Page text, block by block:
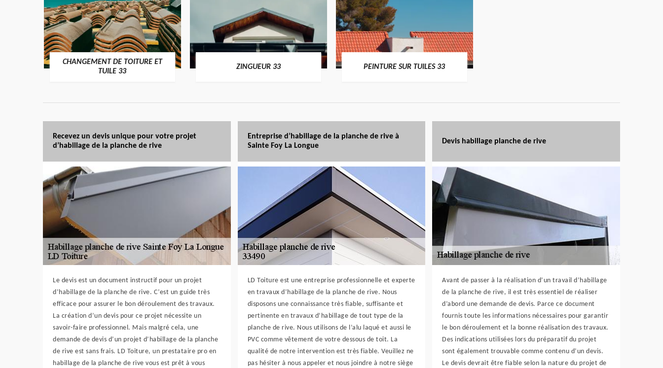
CHANGEMENT DE TOITURE ET
TUILE 33
ZINGUEUR 33 PEINTURE SUR TUILES 33
Recevez un devis unique pour votre projet
d’habillage de la planche de rive
Le devis est un document instructif pour un projet
d’habillage de la planche de rive. C’est un guide très
efficace pour assurer le bon déroulement des travaux.
La création d’un devis pour ce projet nécessite un
savoir-faire professionnel. Mais malgré cela, une
demande de devis d’un projet d’habillage de la planche
de rive est sans frais. LD Toiture, un prestataire pro en
habillage de la planche de rive vous est prêt à vous
Entreprise d’habillage de la planche de rive à
Sainte Foy La Longue
LD Toiture est une entreprise professionnelle et experte
en travaux d’habillage de la planche de rive. Nous
disposons une connaissance très fiable, suffisante et
pertinente en travaux d’habillage de tout type de la
planche de rive. Nous utilisons de l’alu laqué et aussi le
PVC comme vêtement de votre dessous de toit. La
qualité de notre intervention est très fiable. Veuillez ne
pas hésiter à nous appeler et nous joindre à notre siège
Devis habillage planche de rive
Avant de passer à la réalisation d’un travail d’habillage
de la planche de rive, il est très essentiel de réaliser
d’abord une demande de devis. Parce ce document
fournis toute les informations nécessaires pour garantir
le bon déroulement et la bonne réalisation des travaux.
Des indications utilisées lors du préparatif du projet
sont également trouvable comme contenu d’un devis.
Le devis devrait être fiable selon la nature du projet de